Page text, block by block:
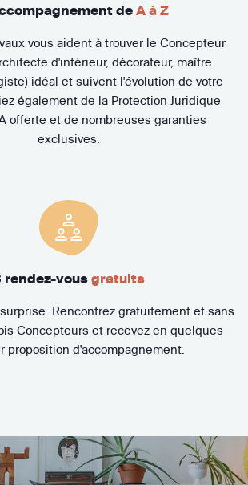
de A à Z
vous aident à trouver le Concepteur
d'intérieur, décorateur, maître
idéal et suivent l'évolution de votre
également de la Protection Juridique
offerte et de nombreuses garanties
exclusives.
rendez-vous gratuits
Rencontrez gratuitement et sans
Concepteurs et recevez en quelques
proposition d'accompagnement.